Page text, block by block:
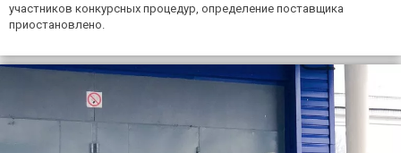
участников конкурсных процедур, определение поставщика
приостановлено.